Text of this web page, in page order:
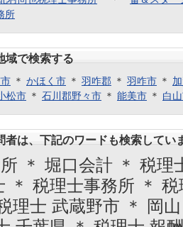
所
域で検索する
＊ かほく市 ＊ 羽咋郡 ＊ 羽咋市 ＊
松市 ＊ 石川郡野々市 ＊ 能美市 ＊ 白
者は、下記のワードも検索してい
＊ 堀口会計 ＊ 税理
＊ 税理士事務所 ＊
理士 武蔵野市 ＊ 岡